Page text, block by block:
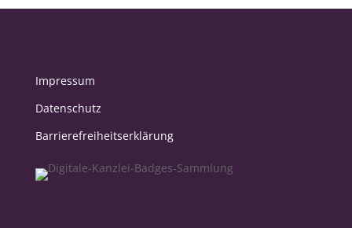
Impressum
Datenschutz
Barrierefreiheitserklärung